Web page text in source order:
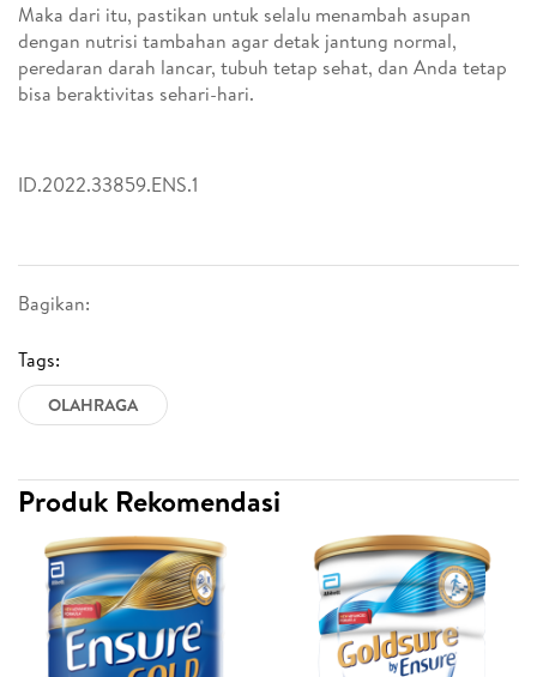
Bagikan:
Tags:
OLAHRAGA
Maka dari itu, pastikan untuk selalu menambah asupan
dengan nutrisi tambahan agar detak jantung normal,
peredaran darah lancar, tubuh tetap sehat, dan Anda tetap
bisa beraktivitas sehari-hari.
ID.2022.33859.ENS.1
Produk Rekomendasi